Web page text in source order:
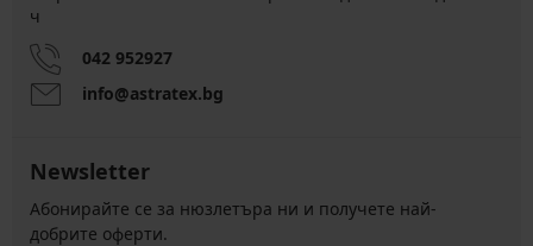
ч
042 952927
info@astratex.bg
Newsletter
Абонирайте се за нюзлетъра ни и получете най-
добрите оферти.